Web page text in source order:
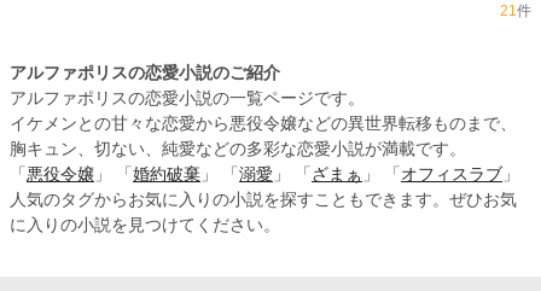
21件
アルファポリスの恋愛小説のご紹介
アルファポリスの恋愛小説の一覧ページです。
イケメンとの甘々な恋愛から悪役令嬢などの異世界転移ものまで、
胸キュン、切ない、純愛などの多彩な恋愛小説が満載です。
「 悪役令嬢 」 「 婚約破棄 」 「 溺愛 」 「 ざまぁ 」 「 オフィスラブ 」
人気のタグからお気に入りの小説を探すこともできます。ぜひお気
に入りの小説を見つけてください。